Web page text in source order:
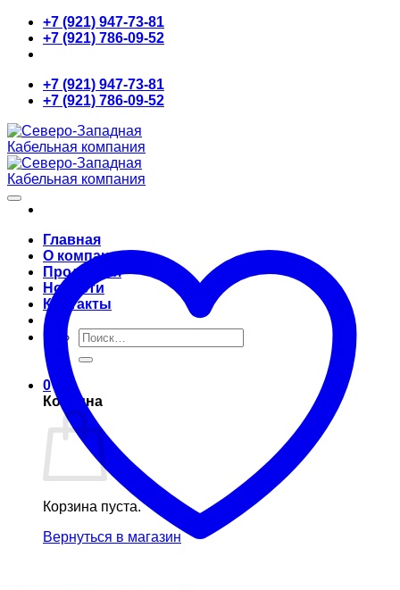
Skip
content
+7 (921) 947-73-81
+7 (921) 786-09-52
+7 (921) 947-73-81
+7 (921) 786-09-52
Главная
О компании
Продукция
Новости
Контакты
Искать:
0
Корзина
Корзина пуста.
Вернуться в магазин